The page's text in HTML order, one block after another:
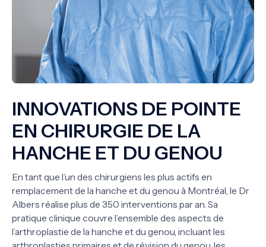
INNOVATIONS DE POINTE
EN CHIRURGIE DE LA
HANCHE ET DU GENOU
En tant que l’un des chirurgiens les plus actifs en
remplacement de la hanche et du genou à Montréal, le Dr
Albers réalise plus de 350 interventions par an. Sa
pratique clinique couvre l’ensemble des aspects de
l’arthroplastie de la hanche et du genou, incluant les